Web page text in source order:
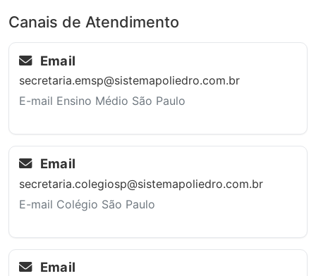
Canais de Atendimento
Email
secretaria.emsp@sistemapoliedro.com.br
E-mail Ensino Médio São Paulo
Email
secretaria.colegiosp@sistemapoliedro.com.br
E-mail Colégio São Paulo
Email